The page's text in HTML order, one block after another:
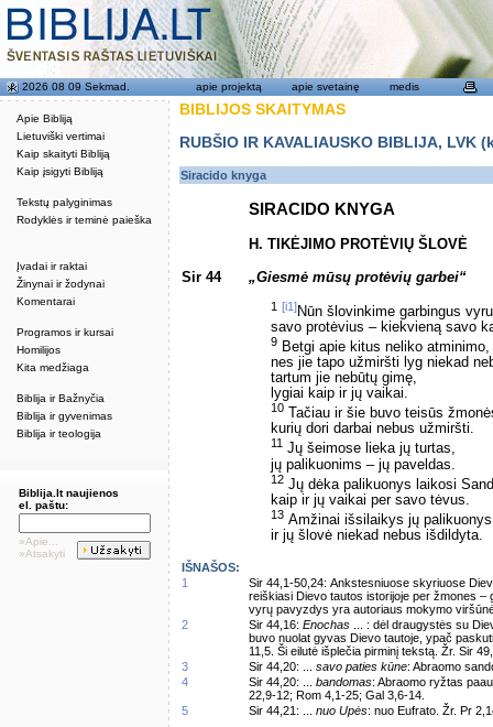
Apie Bibliją
Lietuviški vertimai
Kaip skaityti Bibliją
Kaip įsigyti Bibliją
Tekstų palyginimas
Rodyklės ir teminė paieška
Įvadai ir raktai
Žinynai ir žodynai
Komentarai
Programos ir kursai
Homilijos
Kita medžiaga
Biblija ir Bažnyčia
Biblija ir gyvenimas
Biblija ir teologija
2026 08 09 Sekmad. apie projektą apie svetainę medis
Biblija.lt naujienos
el. paštu:
»Apie...
»Atsakyti
BIBLIJOS SKAITYMAS
RUBŠIO IR KAVALIAUSKO BIBLIJA,
Siracido knyga
SIRACIDO KNYGA
H. TIKĖJIMO PROTĖVIŲ ŠLOVĖ
Sir 44 „Giesmė mūsų protėvių garbei“
1 [i1]Nūn šlovinkime garbingus
savo protėvius – kiekvieną savo
9 Betgi apie kitus neliko atminimo,
nes jie tapo užmiršti lyg niekad
tartum jie nebūtų gimę,
lygiai kaip ir jų vaikai.
10 Tačiau ir šie buvo teisūs
kurių dori darbai nebus užmiršti.
11 Jų šeimose lieka jų turtas,
jų palikuonims – jų paveldas.
12 Jų dėka palikuonys laikosi
kaip ir jų vaikai per savo tėvus.
13 Amžinai išsilaikys jų
ir jų šlovė niekad nebus išdildyta.
IŠNAŠOS:
1
Sir 44,1-50,24: Ankstesniuose skyriuose
reiškiasi Dievo tautos istorijoje per žmones
vyrų pavyzdys yra autoriaus mokymo
2
Sir 44,16: Enochas ... : dėl draugystės su
buvo nuolat gyvas Dievo tautoje, ypač
11,5. Ši eilutė išplečia pirminį tekstą. Žr. Sir
3
Sir 44,20: ... savo paties kūne: Abraomo
4
Sir 44,20: ... bandomas: Abraomo ryžtas
22,9-12; Rom 4,1-25; Gal 3,6-14.
5
Sir 44,21: ... nuo Upės: nuo Eufrato. Žr. Pr